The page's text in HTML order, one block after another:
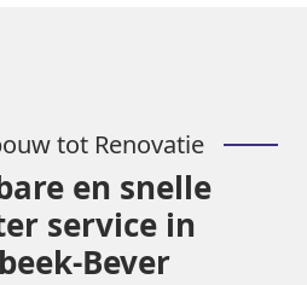
tot Renovatie
en snelle
service in
Bever